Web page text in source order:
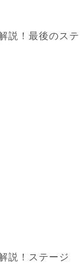
説！最後のステ
説！ステージ